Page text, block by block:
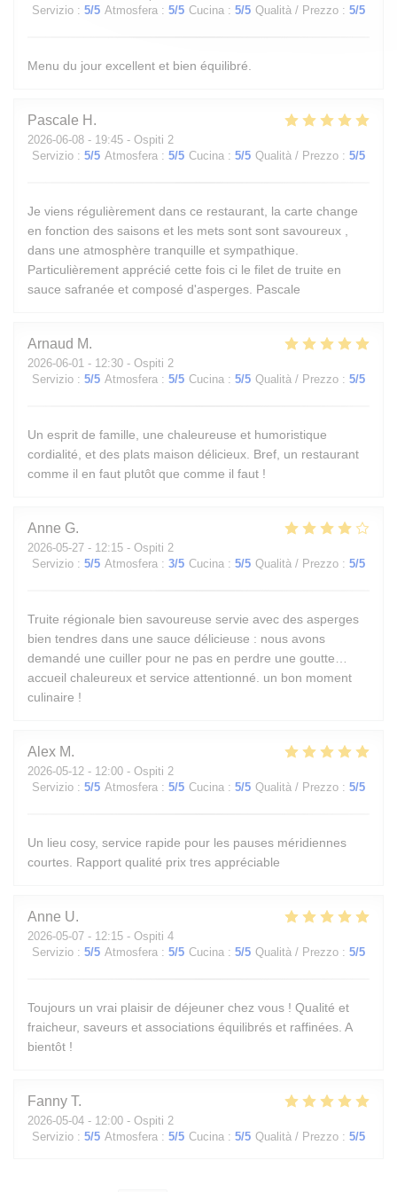
Servizio : 5/5 Atmosfera : 5/5 Cucina : 5/5 Qualità / Prezzo : 5/5
Menu du jour excellent et bien équilibré.
Pascale H
2026-06-08 - 19:45 - Ospiti 2
Servizio : 5/5 Atmosfera : 5/5 Cucina : 5/5 Qualità / Prezzo : 5/5
Je viens régulièrement dans ce restaurant, la carte change
en fonction des saisons et les mets sont sont savoureux ,
dans une atmosphère tranquille et sympathique.
Particulièrement apprécié cette fois ci le filet de truite en
sauce safranée et composé d'asperges. Pascale
Arnaud M
2026-06-01 - 12:30 - Ospiti 2
Servizio : 5/5 Atmosfera : 5/5 Cucina : 5/5 Qualità / Prezzo : 5/5
Un esprit de famille, une chaleureuse et humoristique
cordialité, et des plats maison délicieux. Bref, un restaurant
comme il en faut plutôt que comme il faut !
Anne G
2026-05-27 - 12:15 - Ospiti 2
Servizio : 5/5 Atmosfera : 3/5 Cucina : 5/5 Qualità / Prezzo : 5/5
Truite régionale bien savoureuse servie avec des asperges
bien tendres dans une sauce délicieuse : nous avons
demandé une cuiller pour ne pas en perdre une goutte…
accueil chaleureux et service attentionné. un bon moment
culinaire !
Alex M
2026-05-12 - 12:00 - Ospiti 2
Servizio : 5/5 Atmosfera : 5/5 Cucina : 5/5 Qualità / Prezzo : 5/5
Un lieu cosy, service rapide pour les pauses méridiennes
courtes. Rapport qualité prix tres appréciable
Anne U
2026-05-07 - 12:15 - Ospiti 4
Servizio : 5/5 Atmosfera : 5/5 Cucina : 5/5 Qualità / Prezzo : 5/5
Toujours un vrai plaisir de déjeuner chez vous ! Qualité et
fraicheur, saveurs et associations équilibrés et raffinées. A
bientôt !
Fanny T
2026-05-04 - 12:00 - Ospiti 2
Servizio : 5/5 Atmosfera : 5/5 Cucina : 5/5 Qualità / Prezzo : 5/5